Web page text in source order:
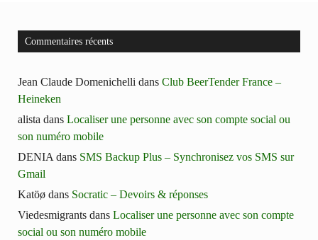
Commentaires récents
Jean Claude Domenichelli dans Club BeerTender France –
Heineken
alista dans Localiser une personne avec son compte social ou
son numéro mobile
DENIA dans SMS Backup Plus – Synchronisez vos SMS sur
Gmail
Katöø dans Socratic – Devoirs & réponses
Viedesmigrants dans Localiser une personne avec son compte
social ou son numéro mobile